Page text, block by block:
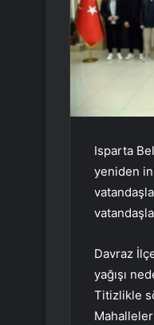
Isparta
yeniden
Davraz
yağışı
Titizlikle